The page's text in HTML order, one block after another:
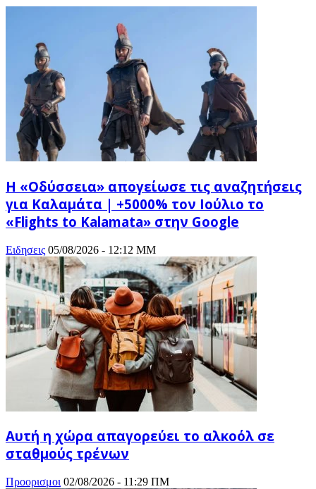
Η «Οδύσσεια» απογείωσε τις αναζητήσεις
για Καλαμάτα | +5000% τον Ιούλιο το
«Flights to Kalamata» στην Google
Ειδησεις 05/08/2026 - 12:12 ΜΜ
Αυτή η χώρα απαγορεύει το αλκοόλ σε
σταθμούς τρένων
Προορισμοι 02/08/2026 - 11:29 ΠΜ